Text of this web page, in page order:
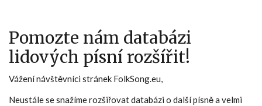
Pomozte nám databázi
lidových písní rozšířit!
Vážení návštěvníci stránek FolkSong.eu,
Neustále se snažíme rozšiřovat databázi o další písně a velmi